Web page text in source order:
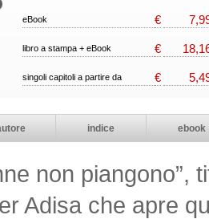
eBook €
libro a stampa + eBook €
singoli capitoli a partire da €
indice ebook
non piangono”,
Adisa che apre